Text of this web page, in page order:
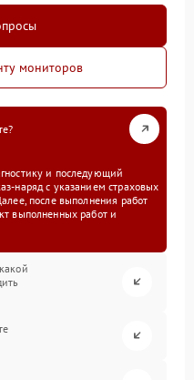
мониторов
и последующий
наряд с указанием страховых
после выполнения работ
выполненных работ и